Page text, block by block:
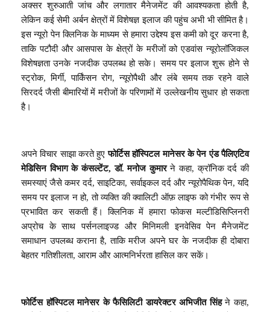
अक्सर शुरुआती जांच और लगातार मैनेजमेंट की आवश्यकता होती है,
लेकिन कई सेमी अर्बन क्षेत्रों में विशेषज्ञ इलाज की पहुंच अभी भी सीमित है।
इस न्यूरो पेन क्लिनिक के माध्यम से हमारा उद्देश्य इस कमी को दूर करना है,
ताकि पटौदी और आसपास के क्षेत्रों के मरीजों को एडवांस न्यूरोलॉजिकल
विशेषज्ञता उनके नजदीक उपलब्ध हो सके। समय पर इलाज शुरू होने से
स्ट्रोक, मिर्गी, पार्किंसन रोग, न्यूरोपैथी और लंबे समय तक रहने वाले
सिरदर्द जैसी बीमारियों में मरीजों के परिणामों में उल्लेखनीय सुधार हो सकता
है।
अपने विचार साझा करते हुएफोर्टिस हॉस्पिटल मानेसर के पेन एंड पैलिएटिव
मेडिसिन विभाग के कंसल्टेंट, डॉ. मनोज कुमारने कहा, क्रॉनिक दर्द की
समस्याएं जैसे कमर दर्द, साइटिका, सर्वाइकल दर्द और न्यूरोपैथिक पेन, यदि
समय पर इलाज न हो, तो व्यक्ति की क्वालिटी ऑफ़ लाइफ को गंभीर रूप से
प्रभावित कर सकती हैं। क्लिनिक में हमारा फोकस मल्टीडिसिप्लिनरी
अप्रोच के साथ पर्सनलाइज्ड और मिनिमली इनवेसिव पेन मैनेजमेंट
समाधान उपलब्ध कराना है, ताकि मरीज अपने घर के नजदीक ही दोबारा
बेहतर गतिशीलता, आराम और आत्मनिर्भरता हासिल कर सकें।
फोर्टिस हॉस्पिटल मानेसर के फैसिलिटी डायरेक्टर अभिजीत सिंहने कहा,